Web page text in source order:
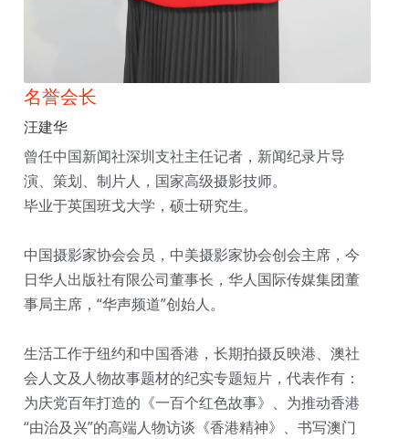
名誉会长
汪建华
曾任中国新闻社深圳支社主任记者，新闻纪录片导
演、策划、制片人，国家高级摄影技师。
毕业于英国班戈大学，硕士研究生。
中国摄影家协会会员，中美摄影家协会创会主席，今
日华人出版社有限公司董事长，华人国际传媒集团董
事局主席，“华声频道”创始人。
生活工作于纽约和中国香港，长期拍摄反映港、澳社
会人文及人物故事题材的纪实专题短片，代表作有：
为庆党百年打造的《一百个红色故事》、为推动香港
“由治及兴”的高端人物访谈《香港精神》、书写澳门